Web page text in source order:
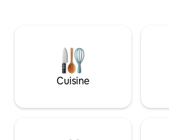
jeux et les repas. Cuisine complète.
Directement de l'autre côté de
l'autoroute du Daisy State Park & Bear
Creek Cycle Trailhead, et à moins d'un
situés au cœur de nombreuses
Cuisine